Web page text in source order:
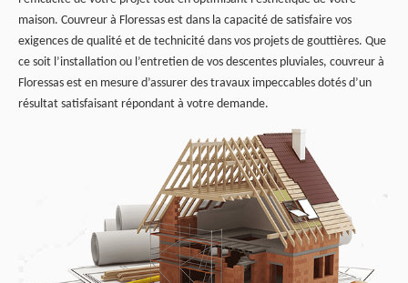
maison. Couvreur à Floressas est dans la capacité de satisfaire vos
exigences de qualité et de technicité dans vos projets de gouttières. Que
ce soit l’installation ou l’entretien de vos descentes pluviales, couvreur à
Floressas est en mesure d’assurer des travaux impeccables dotés d’un
résultat satisfaisant répondant à votre demande.